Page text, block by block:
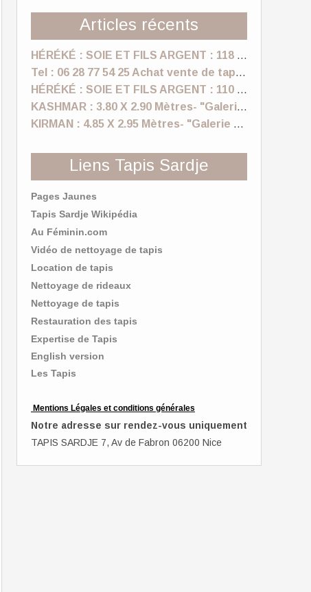
Articles récents
HÉRÉKÉ : SOIE ET FILS ARGENT : 118 X 170 Cm "Tapis sardje"
Tel : 06 28 77 54 25 Achat vente de tapis anciens, vintage a Nice- "Galerie Sardje"
HÉRÉKÉ : SOIE ET FILS ARGENT : 110 X 157 Cm "Tapis sardje"
KASHMAR : 3.80 X 2.90 Mètres- "Galerie Sardje"
KIRMAN : 4.85 X 2.95 Mètres- "Galerie Sardje"
Liens Tapis Sardje
Pages Jaunes
Tapis Sardje Wikipédia
Au Féminin.com
Vidéo de nettoyage de tapis
Location de tapis
Nettoyage de rideaux
Nettoyage de tapis
Restauration des tapis
Expertise de Tapis
English version
Les Tapis
Mentions Légales et conditions générales
Notre adresse sur rendez-vous uniquement
TAPIS SARDJE 7, Av de Fabron 06200 Nice